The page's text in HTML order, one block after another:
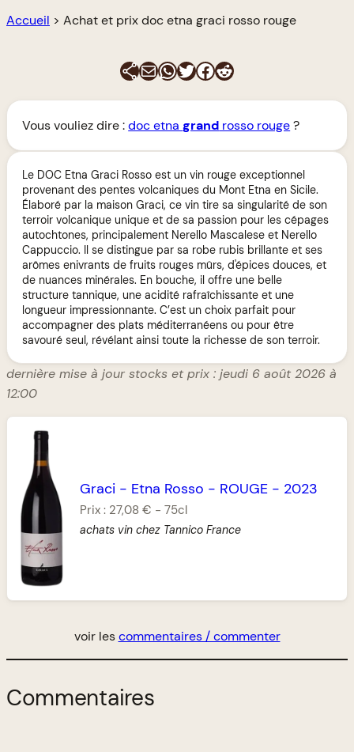
Accueil > Achat et prix doc etna graci rosso rouge
E-mailWhatsApp
Twitter
Facebook
Reddit
Vous vouliez dire :doc etnagrand rosso rouge?
Le DOC Etna Graci Rosso est un vin rouge exceptionnel
provenant des pentes volcaniques du Mont Etna en Sicile.
Élaboré par la maison Graci, ce vin tire sa singularité de son
terroir volcanique unique et de sa passion pour les cépages
autochtones, principalement Nerello Mascalese et Nerello
Cappuccio. Il se distingue par sa robe rubis brillante et ses
arômes enivrants de fruits rouges mûrs, d'épices douces, et
de nuances minérales. En bouche, il offre une belle
structure tannique, une acidité rafraîchissante et une
longueur impressionnante. C’est un choix parfait pour
accompagner des plats méditerranéens ou pour être
savouré seul, révélant ainsi toute la richesse de son terroir.
dernière mise à jour stocks et prix : jeudi 6 août 2026 à
12:00
Graci - Etna Rosso - ROUGE - 2023
Prix : 27,08 € -75cl
achats vin chez Tannico France
voir lescommentaires / commenter
Commentaires